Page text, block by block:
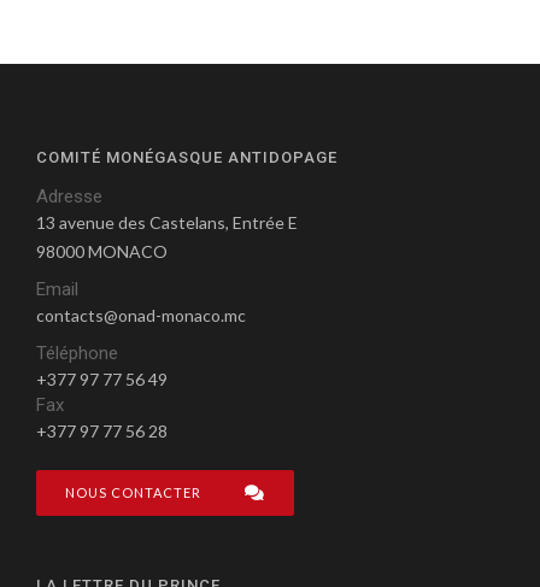
COMITÉ MONÉGASQUE ANTIDOPAGE
Adresse
13 avenue des Castelans, Entrée E
98000 MONACO
Email
contacts@onad-monaco.mc
Téléphone
+377 97 77 56 49
Fax
+377 97 77 56 28
NOUS CONTACTER